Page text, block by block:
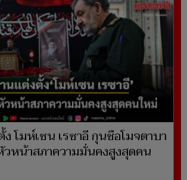
โมห์เซน เรซาอี กุนซือโมจตาบา
หน้าสภาความมั่นคงสูงสุดคน